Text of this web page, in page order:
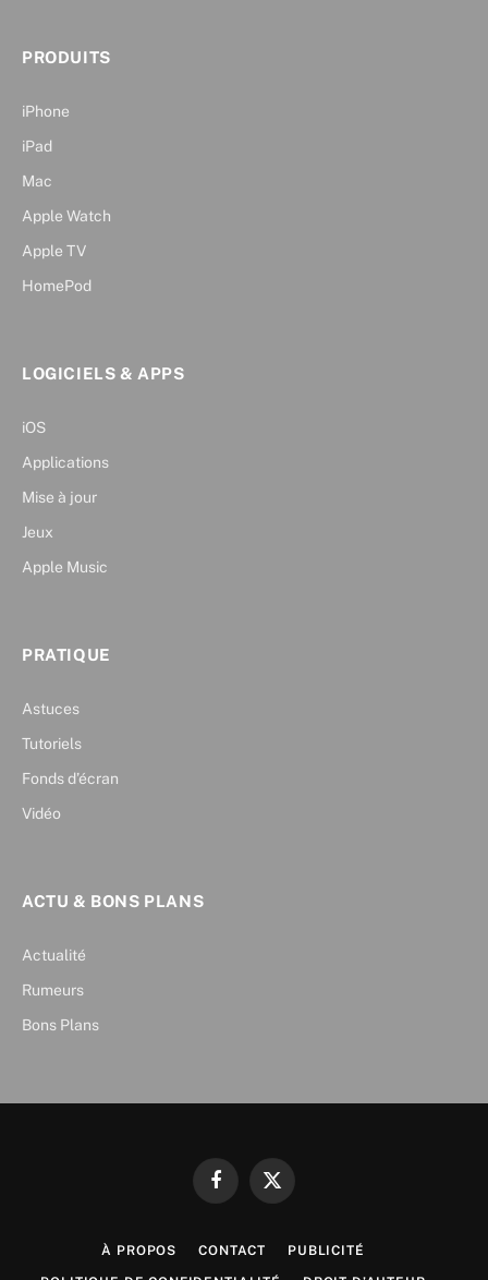
PRODUITS
iPhone
iPad
Mac
Apple Watch
Apple TV
HomePod
LOGICIELS & APPS
iOS
Applications
Mise à jour
Jeux
Apple Music
PRATIQUE
Astuces
Tutoriels
Fonds d’écran
Vidéo
ACTU & BONS PLANS
Actualité
Rumeurs
Bons Plans
FacebookX
À PROPOS CONTACT PUBLICITÉ